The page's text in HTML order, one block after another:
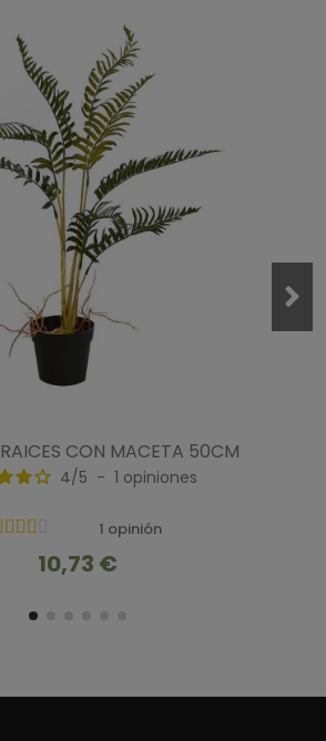
CON MACETA 50CM
4/5 - 1 opiniones
1 opinión
10,73 €